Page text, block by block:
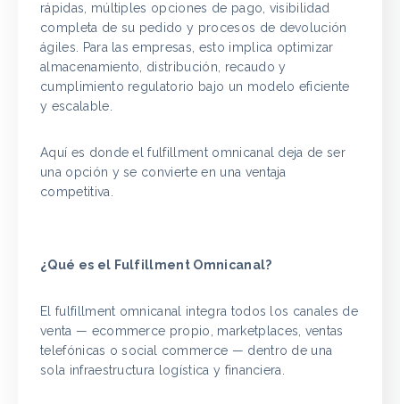
rápidas, múltiples opciones de pago, visibilidad
completa de su pedido y procesos de devolución
ágiles. Para las empresas, esto implica optimizar
almacenamiento, distribución, recaudo y
cumplimiento regulatorio bajo un modelo eficiente
y escalable.
Aquí es donde el fulfillment omnicanal deja de ser
una opción y se convierte en una ventaja
competitiva.
¿Qué es el Fulfillment Omnicanal?
El fulfillment omnicanal integra todos los canales de
venta — ecommerce propio, marketplaces, ventas
telefónicas o social commerce — dentro de una
sola infraestructura logística y financiera.